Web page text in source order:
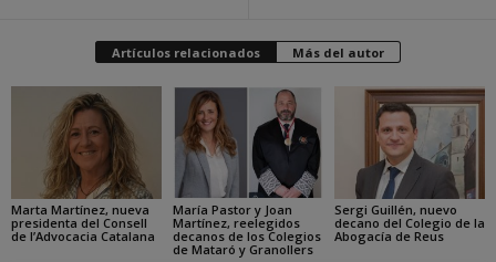
Artículos relacionados Más del autor
Marta Martínez, nueva
presidenta del Consell
de l’Advocacia Catalana
María Pastor y Joan
Martínez, reelegidos
decanos de los Colegios
de Mataró y Granollers
Sergi Guillén, nuevo
decano del Colegio de la
Abogacía de Reus